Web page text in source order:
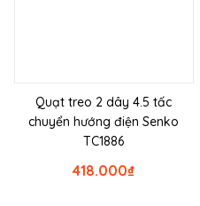
Quạt treo 2 dây 4.5 tấc
chuyển hướng điện Senko
TC1886
₫
418.000